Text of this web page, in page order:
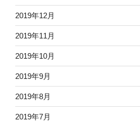
2019年12月
2019年11月
2019年10月
2019年9月
2019年8月
2019年7月